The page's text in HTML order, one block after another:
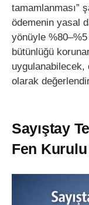
tamamlanması”
ödemenin yasal
yönüyle
bütünlüğü
uygulanabilecek,
olarak
Sayıştay
Fen